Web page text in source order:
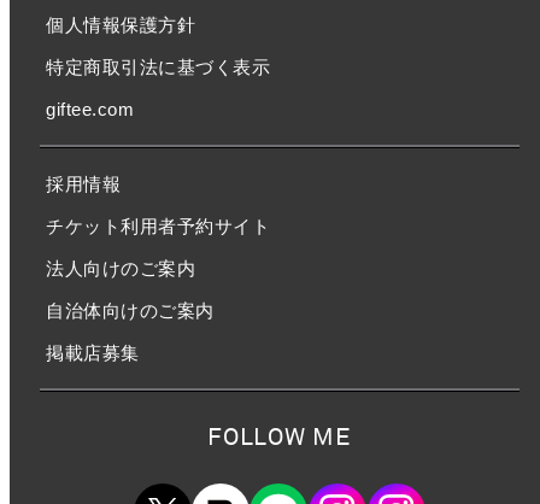
個人情報保護方針
特定商取引法に基づく表示
giftee.com
採用情報
チケット利用者予約サイト
法人向けのご案内
自治体向けのご案内
掲載店募集
FOLLOW ME